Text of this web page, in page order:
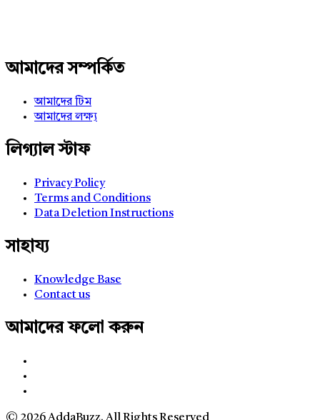
আমাদের সম্পর্কিত
আমাদের টিম
আমাদের লক্ষ্য
লিগ্যাল স্টাফ
Privacy Policy
Terms and Conditions
Data Deletion Instructions
সাহায্য
Knowledge Base
Contact us
আমাদের ফলো করুন
© 2026 AddaBuzz. All Rights Reserved